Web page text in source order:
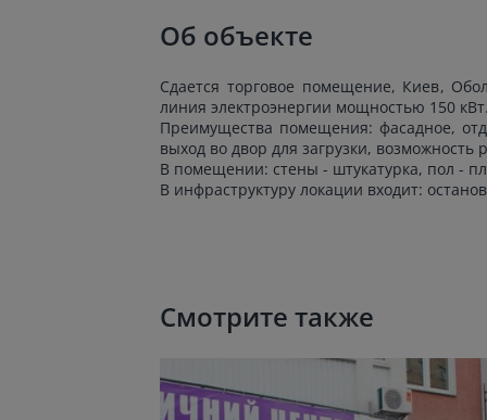
Об объекте
Сдается торговое помещение, Киев,
линия электроэнергии мощностью 150
Преимущества помещения: фасадное,
выход во двор для загрузки,
В помещении: стены - штукатурка, пол -
В инфраструктуру локации входит:
Смотрите также